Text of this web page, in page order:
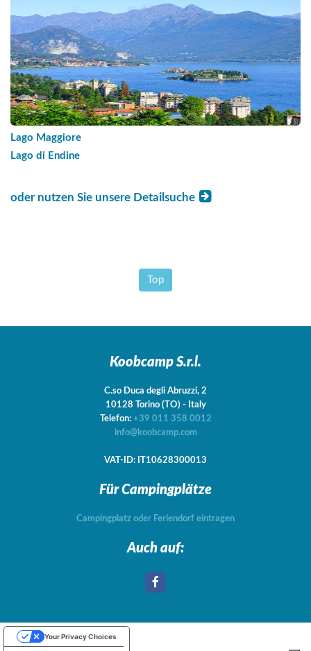
Lago Maggiore
Lago di Endine
oder nutzen Sie unsere Detailsuche
Top
Koobcamp S.r.l.
C.so Duca degli Abruzzi, 2
10128 Torino (TO) - Italy
Telefon: +39 011 358 0012
info@koobcamp.com
VAT-ID: IT10628300013
Für Campingplätze
Campingplatz oder Feriendorf eintragen
Auch auf:
Your Privacy Choices